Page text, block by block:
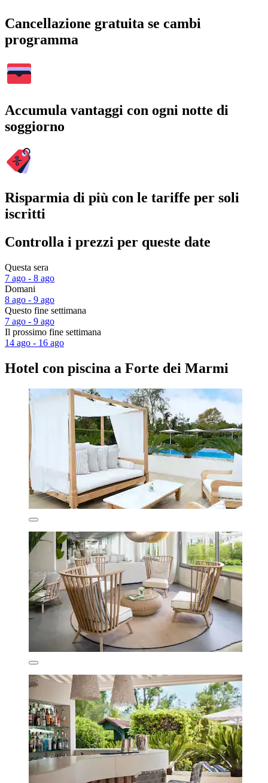
Cancellazione gratuita se cambi
programma
Accumula vantaggi con ogni notte di
soggiorno
Risparmia di più con le tariffe per soli
iscritti
Controlla i prezzi per queste date
Questa sera
7 ago - 8 ago
Domani
8 ago - 9 ago
Questo fine settimana
7 ago - 9 ago
Il prossimo fine settimana
14 ago - 16 ago
Hotel con piscina a Forte dei Marmi